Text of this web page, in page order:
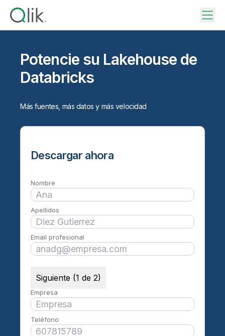
Potencie su Lakehouse de
Databricks
Más fuentes, más datos y más velocidad
Descargar ahora
Nombre
Apellidos
Email profesional
Siguiente (1 de 2)
Empresa
Teléfono